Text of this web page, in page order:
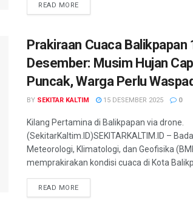
READ MORE
Prakiraan Cuaca Balikpapan
Desember: Musim Hujan
Puncak, Warga Perlu
BY SEKITAR KALTIM 15 DESEMBER 2025 0
Kilang Pertamina di Balikpapan via drone.
(SekitarKaltim.ID)SEKITARKALTIM.ID –
Meteorologi, Klimatologi, dan Geofisika
memprakirakan kondisi cuaca di Kota
READ MORE